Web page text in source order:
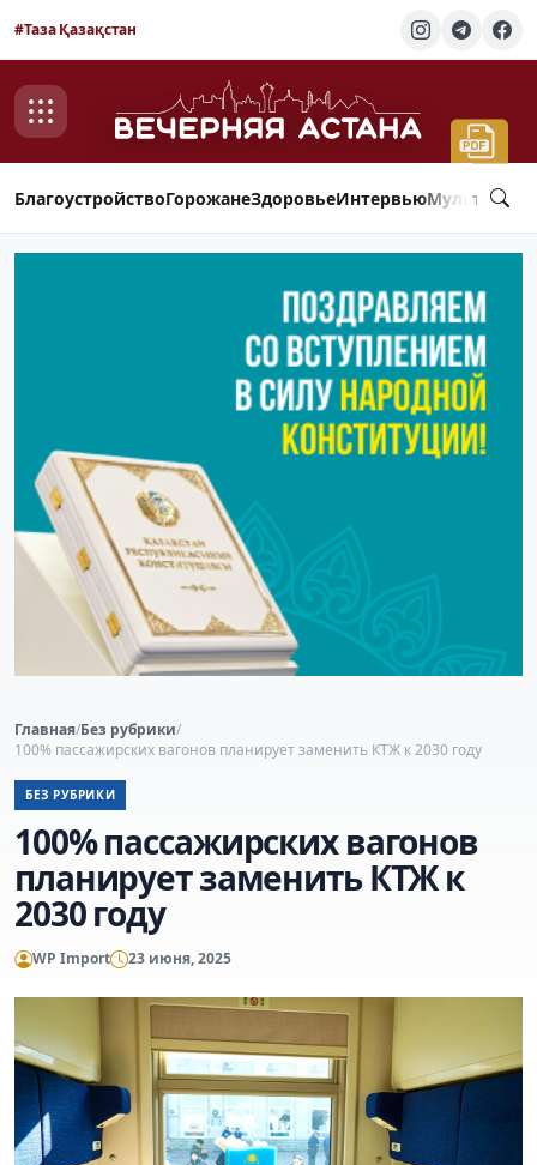
#Таза Қазақстан
БлагоустройствоГорожанеЗдоровьеИнтервью
Главная/Без рубрики/
100% пассажирских вагонов планирует заменить КТЖ к 2030 году
БЕЗ РУБРИКИ
100% пассажирских вагонов
планирует заменить КТЖ к
2030 году
WP Import 23 июня, 2025